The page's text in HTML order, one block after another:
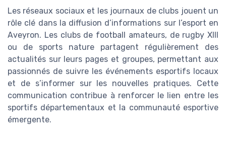
Les réseaux sociaux et les journaux de clubs jouent un
rôle clé dans la diffusion d’informations sur l’esport en
Aveyron. Les clubs de football amateurs, de rugby XIII
ou de sports nature partagent régulièrement des
actualités sur leurs pages et groupes, permettant aux
passionnés de suivre les événements esportifs locaux
et de s’informer sur les nouvelles pratiques. Cette
communication contribue à renforcer le lien entre les
sportifs départementaux et la communauté esportive
émergente.